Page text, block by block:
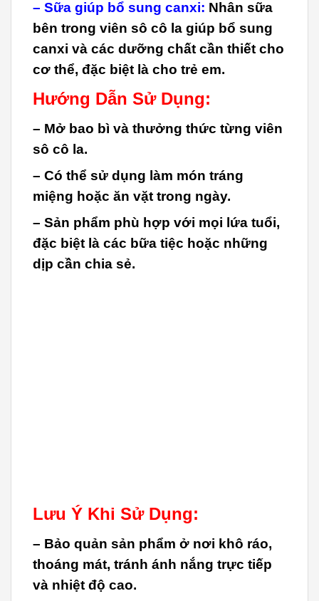
– Sữa giúp bổ sung canxi: Nhân sữa
bên trong viên sô cô la giúp bổ sung
canxi và các dưỡng chất cần thiết cho
cơ thể, đặc biệt là cho trẻ em.
Hướng Dẫn Sử Dụng:
– Mở bao bì và thưởng thức từng viên
sô cô la.
– Có thể sử dụng làm món tráng
miệng hoặc ăn vặt trong ngày.
– Sản phẩm phù hợp với mọi lứa tuổi,
đặc biệt là các bữa tiệc hoặc những
dịp cần chia sẻ.
Lưu Ý Khi Sử Dụng:
– Bảo quản sản phẩm ở nơi khô ráo,
thoáng mát, tránh ánh nắng trực tiếp
và nhiệt độ cao.